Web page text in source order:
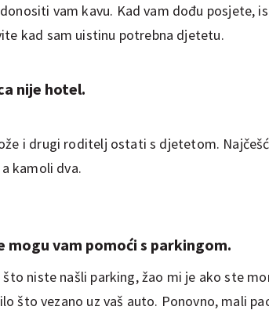
vam kavu. Kad vam dođu posjete,
kad sam uistinu potrebna djetetu.
nije hotel.
i drugi roditelj ostati s djetetom.
kamoli dva.
mogu vam pomoći s parkingom.
što niste našli parking, žao mi je ako ste
što vezano uz vaš auto. Ponovno, mali